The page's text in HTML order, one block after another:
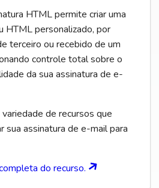
HTML permite criar uma
HTML personalizado, por
terceiro ou recebido de um
controle total sobre o
da sua assinatura de e-
de recursos que
sua assinatura de e-mail para
do recurso.